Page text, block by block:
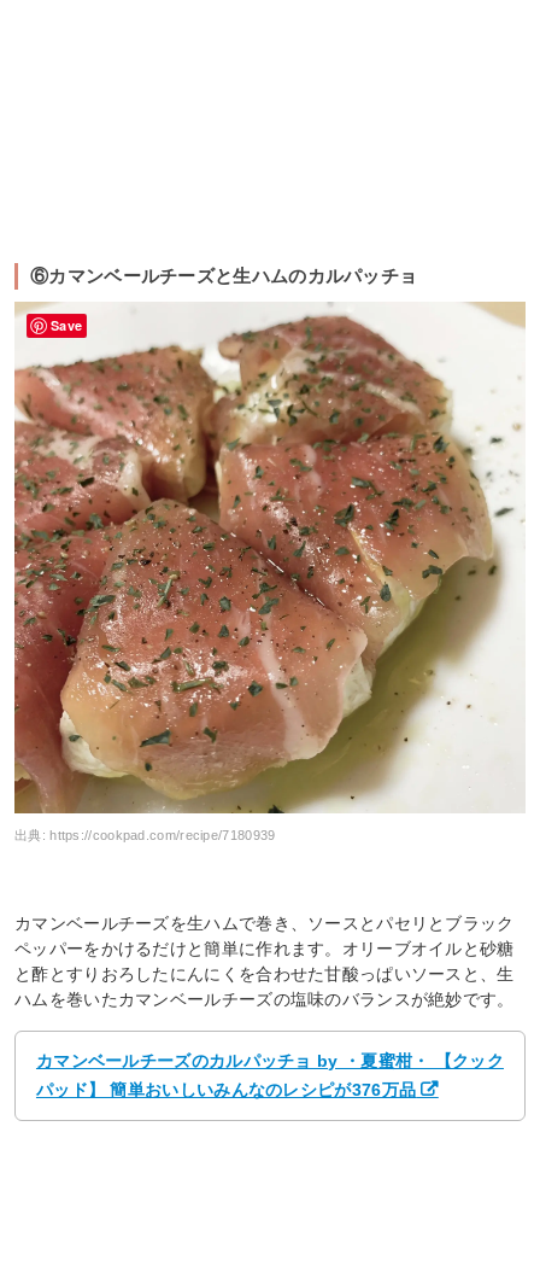
⑥カマンベールチーズと生ハムのカルパッチョ
出典:https://cookpad.com/recipe/7180939
カマンベールチーズを生ハムで巻き、ソースとパセリとブラック
ペッパーをかけるだけと簡単に作れます。オリーブオイルと砂糖
と酢とすりおろしたにんにくを合わせた甘酸っぱいソースと、生
ハムを巻いたカマンベールチーズの塩味のバランスが絶妙です。
カマンベールチーズのカルパッチョ by ・夏蜜柑・ 【クック
パッド】 簡単おいしいみんなのレシピが376万品
Save